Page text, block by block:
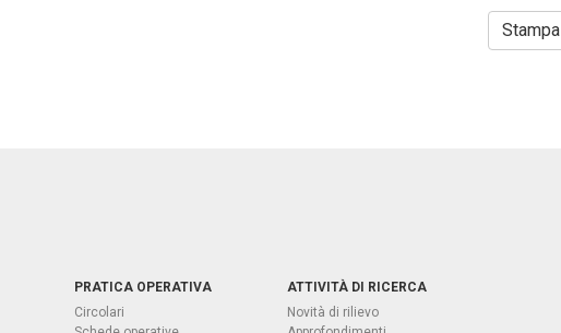
Stampa
PRATICA OPERATIVA
Circolari
ATTIVITÀ DI RICERCA
Novità di rilievo